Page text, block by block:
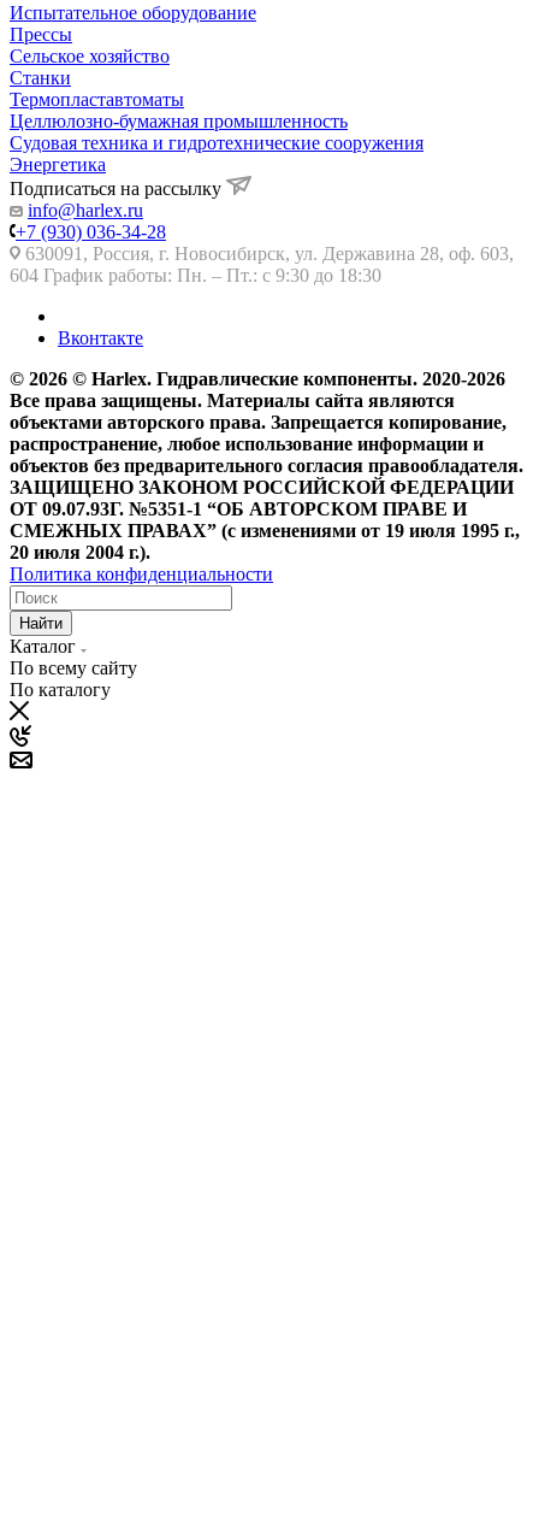
Испытательное оборудование
Прессы
Сельское хозяйство
Станки
Термопластавтоматы
Целлюлозно-бумажная промышленность
Судовая техника и гидротехнические сооружения
Энергетика
Подписаться на рассылку
info@harlex.ru
+7 (930) 036-34-28
630091, Россия, г. Новосибирск, ул. Державина 28, оф. 603,
604 График работы: Пн. – Пт.: с 9:30 до 18:30
Вконтакте
© 2026 © Harlex. Гидравлические компоненты. 2020-2026
Все права защищены. Материалы сайта являются
объектами авторского права. Запрещается копирование,
распространение, любое использование информации и
объектов без предварительного согласия правообладателя.
ЗАЩИЩЕНО ЗАКОНОМ РОССИЙСКОЙ ФЕДЕРАЦИИ
ОТ 09.07.93Г. №5351-1 “ОБ АВТОРСКОМ ПРАВЕ И
СМЕЖНЫХ ПРАВАХ” (с изменениями от 19 июля 1995 г.,
20 июля 2004 г.).
Политика конфиденциальности
Найти
Каталог
По всему сайту
По каталогу